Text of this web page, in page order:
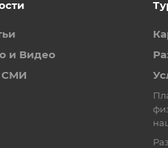
и Видео
СМИ